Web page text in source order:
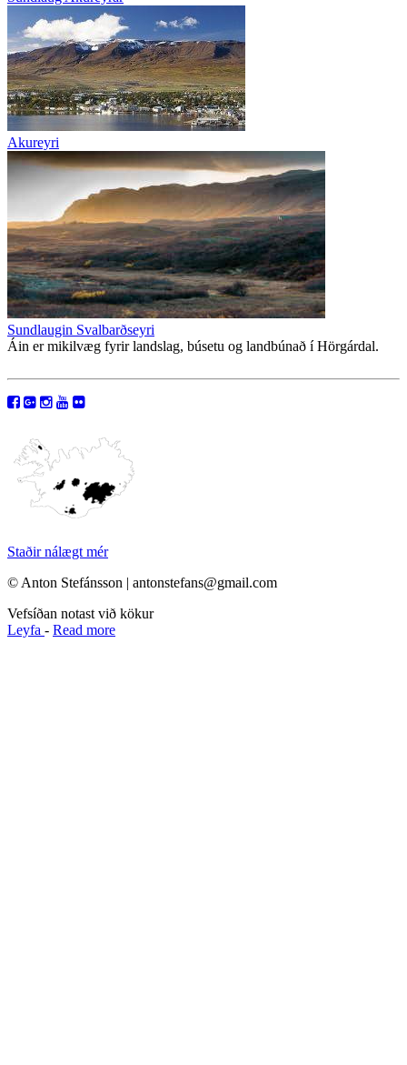
Akureyri
Sundlaugin Svalbarðseyri
Áin er mikilvæg fyrir landslag, búsetu og landbúnað í Hörgárdal.
Staðir nálægt mér
© Anton Stefánsson | antonstefans@gmail.com
Vefsíðan notast við kökur
Leyfa - Read more